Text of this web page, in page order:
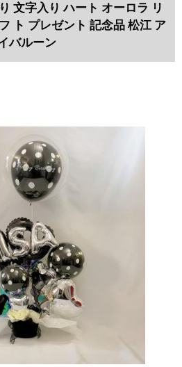
文字入り ハート オーロラ リ
ト プレゼント 記念品 松江 ア
バルーン